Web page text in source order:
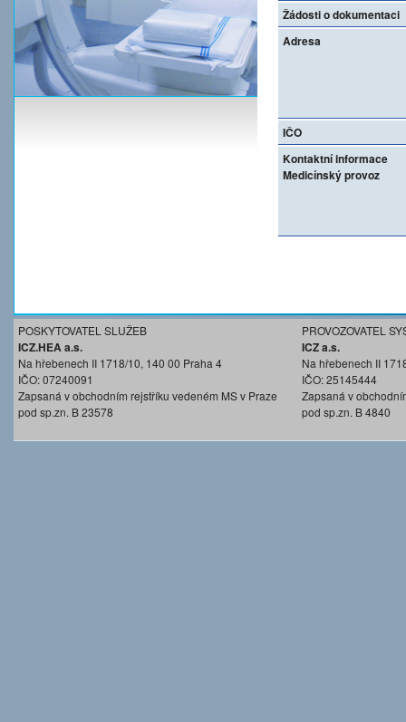
Žádosti o dokumentaci
Adresa
IČO
Kontaktní informace
Medicínský provoz
POSKYTOVATEL SLUŽEB
ICZ.HEA a.s.
Na hřebenech II 1718/10, 140 00 Praha 4
IČO: 07240091
Zapsaná v obchodním rejstříku vedeném MS v Praze
pod sp.zn. B 23578
PROVOZOVATEL
ICZ a.s.
Na hřebenech II
IČO: 25145444
Zapsaná v
pod sp.zn. B 4840